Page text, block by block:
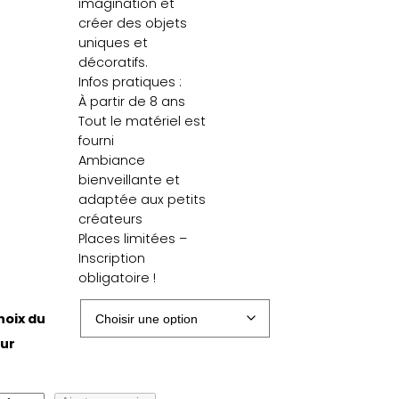
imagination et
créer des objets
uniques et
décoratifs.
Infos pratiques :
À partir de 8 ans
Tout le matériel est
fourni
Ambiance
bienveillante et
adaptée aux petits
créateurs
Places limitées –
Inscription
obligatoire !
du